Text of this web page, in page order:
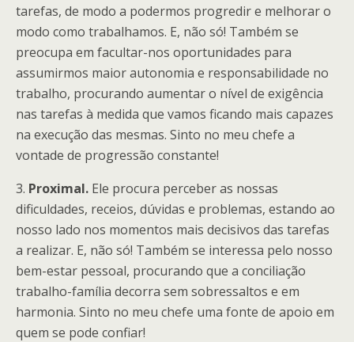
tarefas, de modo a podermos progredir e melhorar o
modo como trabalhamos. E, não só! Também se
preocupa em facultar-nos oportunidades para
assumirmos maior autonomia e responsabilidade no
trabalho, procurando aumentar o nível de exigência
nas tarefas à medida que vamos ficando mais capazes
na execução das mesmas. Sinto no meu chefe a
vontade de progressão constante!
3. Proximal. Ele procura perceber as nossas
dificuldades, receios, dúvidas e problemas, estando ao
nosso lado nos momentos mais decisivos das tarefas
a realizar. E, não só! Também se interessa pelo nosso
bem-estar pessoal, procurando que a conciliação
trabalho-família decorra sem sobressaltos e em
harmonia. Sinto no meu chefe uma fonte de apoio em
quem se pode confiar!